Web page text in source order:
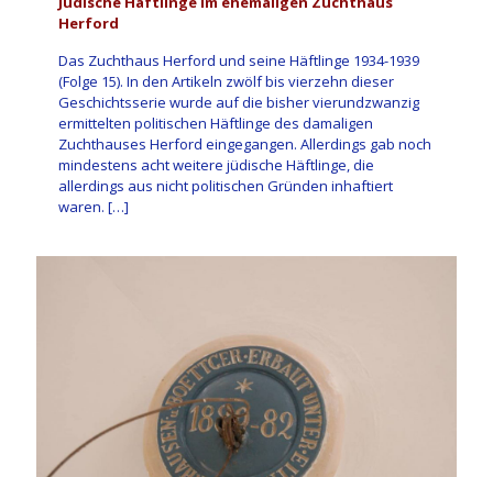
Herford
Das Zuchthaus Herford und seine Häftlinge 1934-1939
(Folge 15). In den Artikeln zwölf bis vierzehn dieser
Geschichtsserie wurde auf die bisher vierundzwanzig
ermittelten politischen Häftlinge des damaligen
Zuchthauses Herford eingegangen. Allerdings gab noch
mindestens acht weitere jüdische Häftlinge, die
allerdings aus nicht politischen Gründen inhaftiert
waren. […]